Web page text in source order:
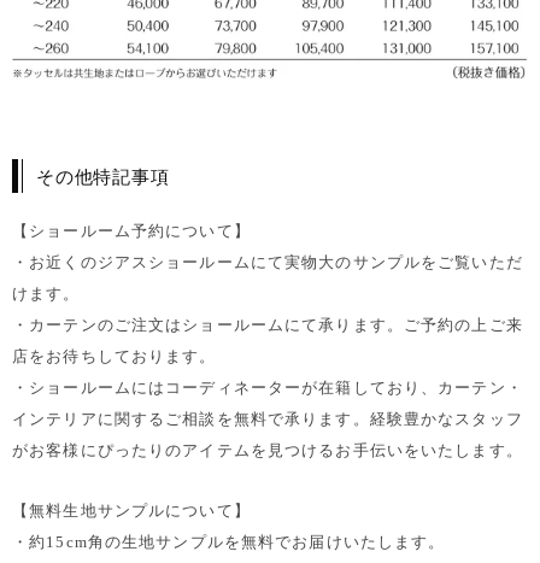
その他特記事項
【ショールーム予約について】
・お近くのジアスショールームにて実物大のサンプルをご覧いただ
けます。
・カーテンのご注文はショールームにて承ります。ご予約の上ご来
店をお待ちしております。
・ショールームにはコーディネーターが在籍しており、カーテン・
インテリアに関するご相談を無料で承ります。経験豊かなスタッフ
がお客様にぴったりのアイテムを見つけるお手伝いをいたします。
【無料生地サンプルについて】
・約15cm角の生地サンプルを無料でお届けいたします。